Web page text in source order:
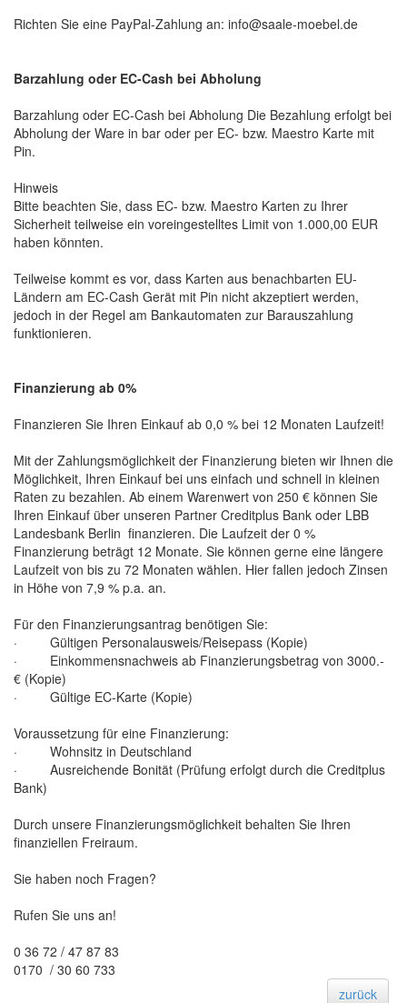
Richten Sie eine PayPal-Zahlung an: info@saale-moebel.de
Barzahlung oder EC-Cash bei Abholung
Barzahlung oder EC-Cash bei Abholung Die Bezahlung erfolgt bei
Abholung der Ware in bar oder per EC- bzw. Maestro Karte mit
Pin.
Hinweis
Bitte beachten Sie, dass EC- bzw. Maestro Karten zu Ihrer
Sicherheit teilweise ein voreingestelltes Limit von 1.000,00 EUR
haben könnten.
Teilweise kommt es vor, dass Karten aus benachbarten EU-
Ländern am EC-Cash Gerät mit Pin nicht akzeptiert werden,
jedoch in der Regel am Bankautomaten zur Barauszahlung
funktionieren.
Finanzierung ab 0%
Finanzieren Sie Ihren Einkauf ab 0,0 % bei 12 Monaten Laufzeit!
Mit der Zahlungsmöglichkeit der Finanzierung bieten wir Ihnen die
Möglichkeit, Ihren Einkauf bei uns einfach und schnell in kleinen
Raten zu bezahlen. Ab einem Warenwert von 250 € können Sie
Ihren Einkauf über unseren Partner Creditplus Bank oder LBB
Landesbank Berlin finanzieren. Die Laufzeit der 0 %
Finanzierung beträgt 12 Monate. Sie können gerne eine längere
Laufzeit von bis zu 72 Monaten wählen. Hier fallen jedoch Zinsen
in Höhe von 7,9 % p.a. an.
Für den Finanzierungsantrag benötigen Sie:
· Gültigen Personalausweis/Reisepass (Kopie)
· Einkommensnachweis ab Finanzierungsbetrag von 3000.-
€ (Kopie)
· Gültige EC-Karte (Kopie)
Voraussetzung für eine Finanzierung:
· Wohnsitz in Deutschland
· Ausreichende Bonität (Prüfung erfolgt durch die Creditplus
Bank)
Durch unsere Finanzierungsmöglichkeit behalten Sie Ihren
finanziellen Freiraum.
Sie haben noch Fragen?
Rufen Sie uns an!
0 36 72 / 47 87 83
0170 / 30 60 733
zurück